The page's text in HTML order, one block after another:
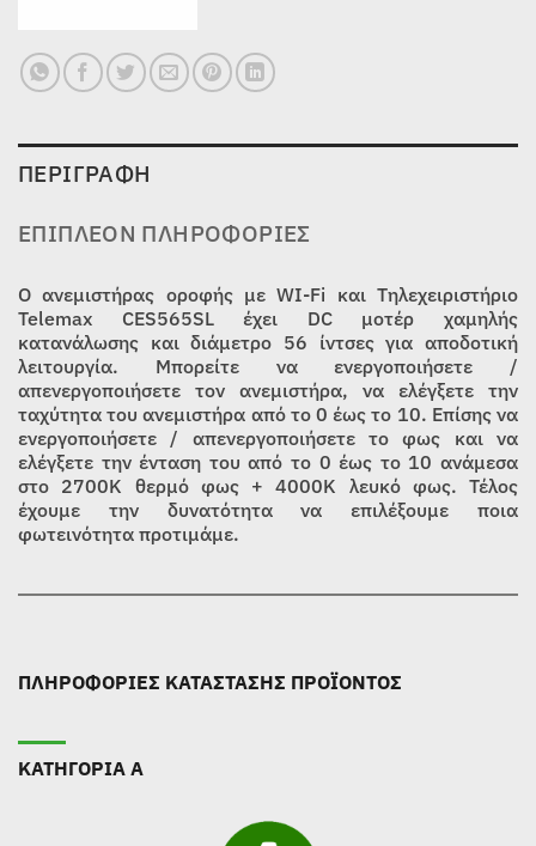
ΠΕΡΙΓΡΑΦΉ
ΕΠΙΠΛΈΟΝ ΠΛΗΡΟΦΟΡΊΕΣ
Ο ανεμιστήρας οροφής με WI-Fi και Τηλεχειριστήριο
Telemax CES565SL έχει DC μοτέρ χαμηλής
κατανάλωσης και διάμετρο 56 ίντσες για αποδοτική
λειτουργία. Μπορείτε να ενεργοποιήσετε /
απενεργοποιήσετε τον ανεμιστήρα, να ελέγξετε την
ταχύτητα του ανεμιστήρα από το 0 έως το 10. Επίσης να
ενεργοποιήσετε / απενεργοποιήσετε το φως και να
ελέγξετε την ένταση του από το 0 έως το 10 ανάμεσα
στο 2700Κ θερμό φως + 4000Κ λευκό φως. Τέλος
έχουμε την δυνατότητα να επιλέξουμε ποια
φωτεινότητα προτιμάμε.
ΠΛΗΡΟΦΟΡΙΕΣ ΚΑΤΑΣΤΑΣΗΣ ΠΡΟΪΟΝΤΟΣ
ΚΑΤΗΓΟΡΙΑ Α